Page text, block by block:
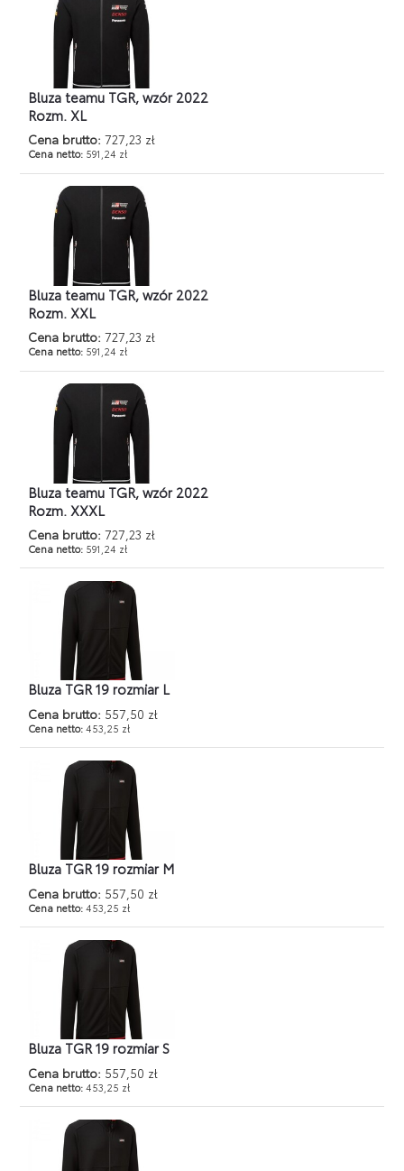
Bluza teamu TGR, wzór 2022
Rozm. XL
Cena brutto: 727,23 zł
Cena netto: 591,24 zł
Bluza teamu TGR, wzór 2022
Rozm. XXL
Cena brutto: 727,23 zł
Cena netto: 591,24 zł
Bluza teamu TGR, wzór 2022
Rozm. XXXL
Cena brutto: 727,23 zł
Cena netto: 591,24 zł
Bluza TGR 19 rozmiar L
Cena brutto: 557,50 zł
Cena netto:453,25 zł
Bluza TGR 19 rozmiar M
Cena brutto: 557,50 zł
Cena netto:453,25 zł
Bluza TGR 19 rozmiar S
Cena brutto: 557,50 zł
Cena netto:453,25 zł